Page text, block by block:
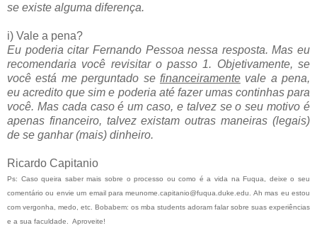
se existe alguma diferença.
i) Vale a pena?
Eu poderia citar Fernando Pessoa nessa resposta. Mas eu
recomendaria você revisitar o passo 1. Objetivamente, se
você está me perguntado se financeiramentevale a pena,
eu acredito que sim e poderia até fazer umas continhas para
você. Mas cada caso é um caso, e talvez se o seu motivo é
apenas financeiro, talvez existam outras maneiras (legais)
de se ganhar (mais) dinheiro.
Ricardo Capitanio
Ps: Caso queira saber mais sobre o processo ou como é a vida na Fuqua, deixe o seu
comentário ou envie um email para meunome.capitanio@fuqua.duke.edu. Ah mas eu estou
com vergonha, medo, etc. Bobabem: os mba students adoram falar sobre suas experiências
e a sua faculdade. Aproveite!